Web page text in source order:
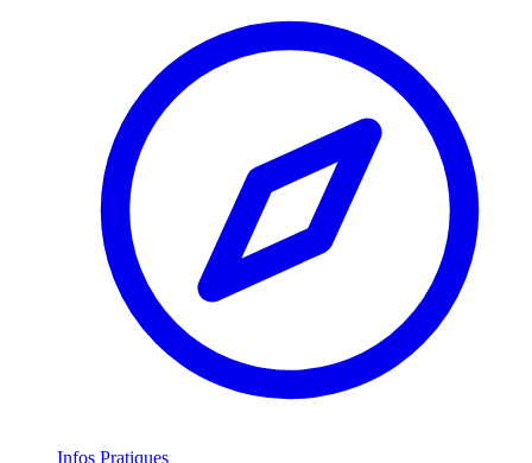
Infos Pratiques